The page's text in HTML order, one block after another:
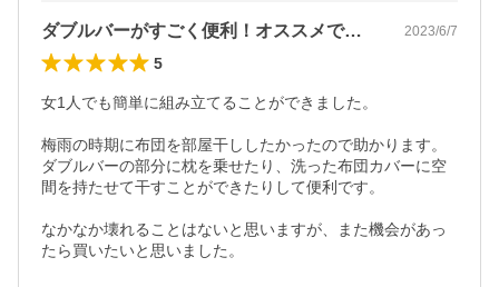
ダブルバーがすごく便利！オススメです。 2023/6/7
5
女1人でも簡単に組み立てることができました。
梅雨の時期に布団を部屋干ししたかったので助かります。
ダブルバーの部分に枕を乗せたり、洗った布団カバーに空
間を持たせて干すことができたりして便利です。
なかなか壊れることはないと思いますが、また機会があっ
たら買いたいと思いました。